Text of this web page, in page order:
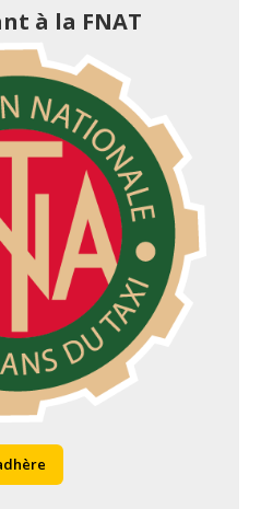
à la FNAT